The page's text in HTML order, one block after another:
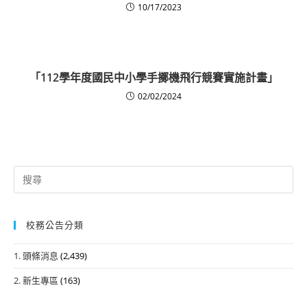
10/17/2023
「112學年度國民中小學手擲機飛行競賽實施計畫」
02/02/2024
Search
for:
校務公告分類
1. 頭條消息 (2,439)
2. 新生專區 (163)